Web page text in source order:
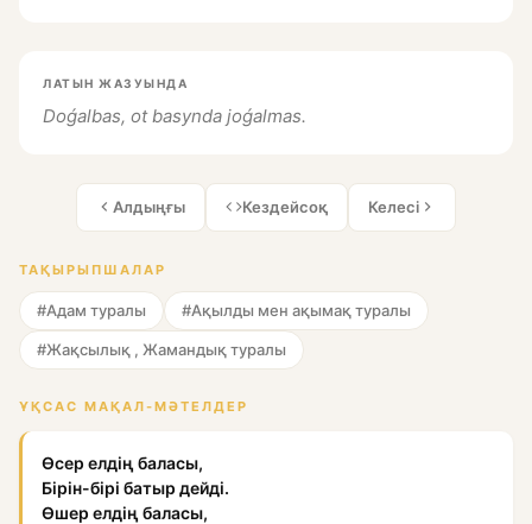
ЛАТЫН ЖАЗУЫНДА
Doǵalbas, ot basynda joǵalmas.
Алдыңғы Кездейсоқ Келесі
ТАҚЫРЫПШАЛАР
#Адам туралы #Ақылды мен ақымақ туралы
#Жақсылық , Жамандық туралы
ҰҚСАС МАҚАЛ-МӘТЕЛДЕР
Өсер елдің баласы,
Бірін-бірі батыр дейді.
Өшер елдің баласы,